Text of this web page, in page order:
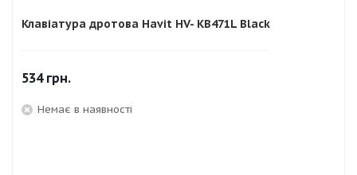
Клавіатура дротова Havit HV- KB471L Black
534грн.
Немає в наявності